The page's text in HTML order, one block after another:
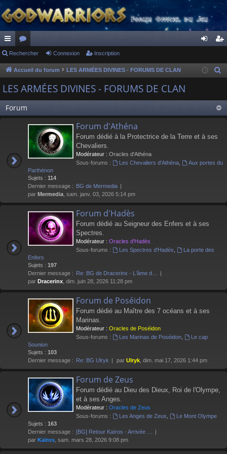
ac
co
ur
ci
s
or
u
m
s
ne
on
cri
on
Rechercher Connexion Inscription
Accueil du forum LES ARMÉES DIVINES - FORUMS DE CLAN
e
LES ARMÉES DIVINES - FORUMS DE CLAN
Forum
Forum d'Athéna
Forum dédié à la Protectrice de la Terre et à ses
Chevaliers.
Modérateur : Oracles d'Athéna
Sous-forums :
Les Chevaliers d'Athéna,
Aux portes du
Parthénon
Sujets : 114
Dernier message :
BG de Mermedia
par Mermedia , sam. janv. 03, 2026 5:14 pm
Forum d'Hadès
Forum dédié au Seigneur des Enfers et à ses
Spectres.
Modérateur : Oracles d'Hadès
Sous-forums :
Les Spectres d'Hadès
La porte des
Enfers
Sujets : 197
Dernier message :
Re: BG de Dracerinx - L'âme d…
par Dracerinx , dim. juin 28, 2026 11:28 pm
Forum de Poséidon
Forum dédié au Maître des 7 océans et à ses
Marinas.
Modérateur : Oracles de Poséidon
Sous-forums :
Les Marinas de Poséidon,
Le cap
Sounion
Sujets : 103
Dernier message :
Re: BG Ulryk par Ulryk , dim. mai 17, 2026 1:44 pm
Forum de Zeus
Forum dédié au Dieu des Dieux, Roi de l'Olympe,
et à ses Anges.
Modérateur : Oracles de Zeus
Sous-forums :
Les Anges de Zeus
Le Mont Olympe
Sujets : 163
Dernier message : [BG] Retour Kaïros - Arrivée …
par Kaïros , sam. mars 28, 2026 9:08 pm